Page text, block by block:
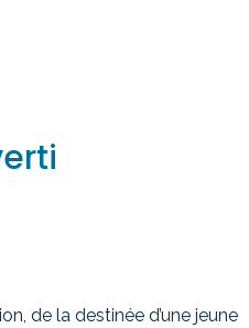
de la destinée d’une jeune